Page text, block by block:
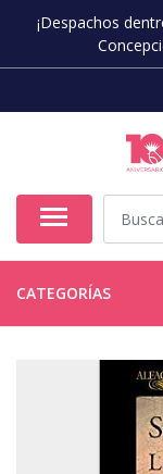
¡Despachos
CATEGORÍAS